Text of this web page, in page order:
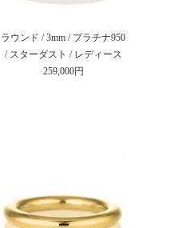
ラウンド / 3mm / プラチナ950
/ スターダスト / レディース
259,000円